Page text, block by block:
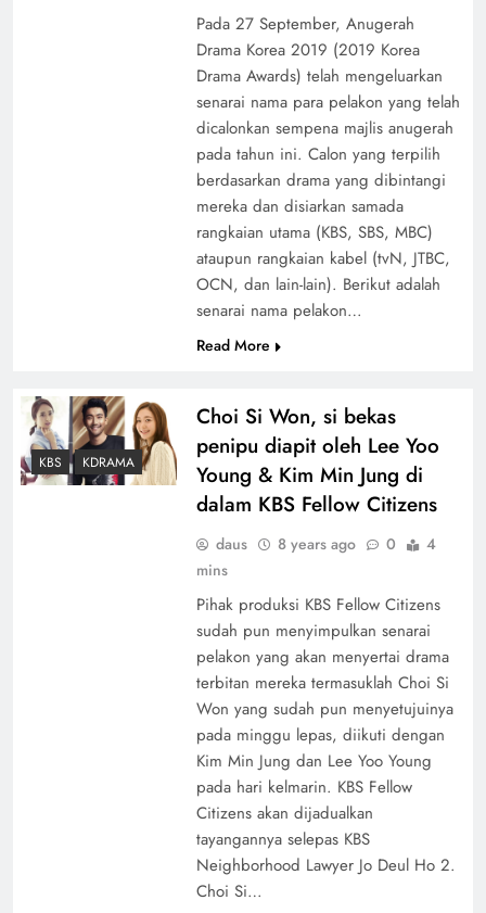
Pada 27 September, Anugerah
Drama Korea 2019 (2019 Korea
Drama Awards) telah mengeluarkan
senarai nama para pelakon yang telah
dicalonkan sempena majlis anugerah
pada tahun ini. Calon yang terpilih
berdasarkan drama yang dibintangi
mereka dan disiarkan samada
rangkaian utama (KBS, SBS, MBC)
ataupun rangkaian kabel (tvN, JTBC,
OCN, dan lain-lain). Berikut adalah
senarai nama pelakon…
Read More
KBS KDRAMA
Choi Si Won, si bekas
penipu diapit oleh Lee Yoo
Young & Kim Min Jung di
dalam KBS Fellow Citizens
daus 8 years ago 0
4
mins
Pihak produksi KBS Fellow Citizens
sudah pun menyimpulkan senarai
pelakon yang akan menyertai drama
terbitan mereka termasuklah Choi Si
Won yang sudah pun menyetujuinya
pada minggu lepas, diikuti dengan
Kim Min Jung dan Lee Yoo Young
pada hari kelmarin. KBS Fellow
Citizens akan dijadualkan
tayangannya selepas KBS
Neighborhood Lawyer Jo Deul Ho 2.
Choi Si…